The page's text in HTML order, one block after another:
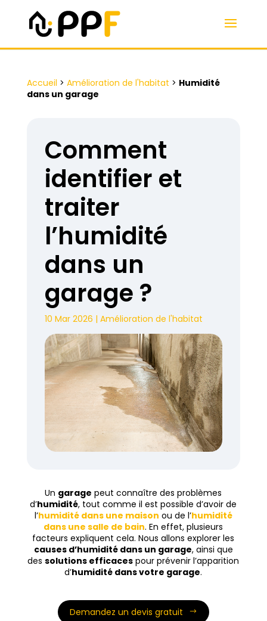
Accueil > Amélioration de l'habitat > Humidité
dans un garage
Comment
identifier et
traiter
l’humidité
dans un
garage ?
10 Mar 2026 | Amélioration de l'habitat
Un garage peut connaître des problèmes
d’humidité, tout comme il est possible d’avoir de
l’humidité dans une maison ou de l’humidité
dans une salle de bain. En effet, plusieurs
facteurs expliquent cela. Nous allons explorer les
causes d’humidité dans un garage, ainsi que
dessolutions efficaces pour prévenir l’apparition
d’humidité dans votre garage.
Demandez un devis gratuit